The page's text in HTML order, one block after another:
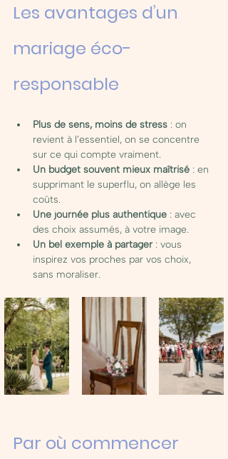
Les avantages d’un
mariage éco-
responsable
Plus de sens, moins de stress : on
revient à l’essentiel, on se concentre
sur ce qui compte vraiment.
Un budget souvent mieux maîtrisé : en
supprimant le superflu, on allège les
coûts.
Une journée plus authentique : avec
des choix assumés, à votre image.
Un bel exemple à partager : vous
inspirez vos proches par vos choix,
sans moraliser.
Par où commencer